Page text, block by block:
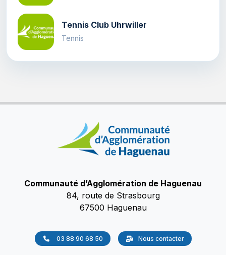
Tennis Club Uhrwiller
Tennis
Communauté d’Agglomération de Haguenau
84, route de Strasbourg
67500 Haguenau
03 88 90 68 50 Nous contacter